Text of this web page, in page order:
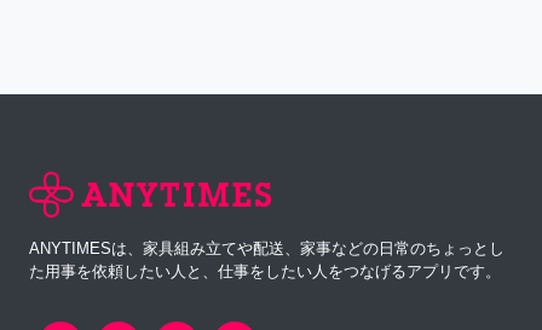
ANYTIMESは、家具組み立てや配送、家事などの日常のちょっとし
た用事を依頼したい人と、仕事をしたい人をつなげるアプリです。